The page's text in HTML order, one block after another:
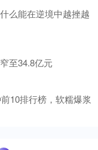
么能在逆境中越挫越
至34.8亿元
10排行榜，软糯爆浆